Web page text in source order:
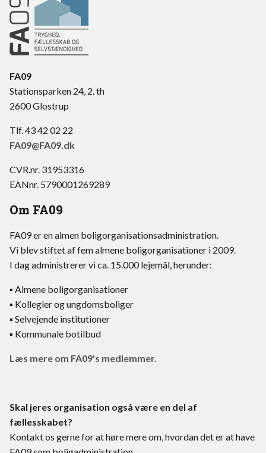
FA09
Stationsparken 24, 2. th
2600 Glostrup
Tlf. 43 42 02 22
FA09@FA09.dk
CVR.nr. 31953316
EANnr. 5790001269289
Om FA09
FA09 er en almen boligorganisationsadministration.
Vi blev stiftet af fem almene boligorganisationer i 2009.
I dag administrerer vi ca. 15.000 lejemål, herunder:
▪ Almene boligorganisationer
▪ Kollegier og ungdomsboliger
▪ Selvejende institutioner
▪ Kommunale botilbud
Læs mere om FA09's medlemmer.
Skal jeres organisation også være en del af
fællesskabet?
Kontakt os gerne for at høre mere om, hvordan det er at have